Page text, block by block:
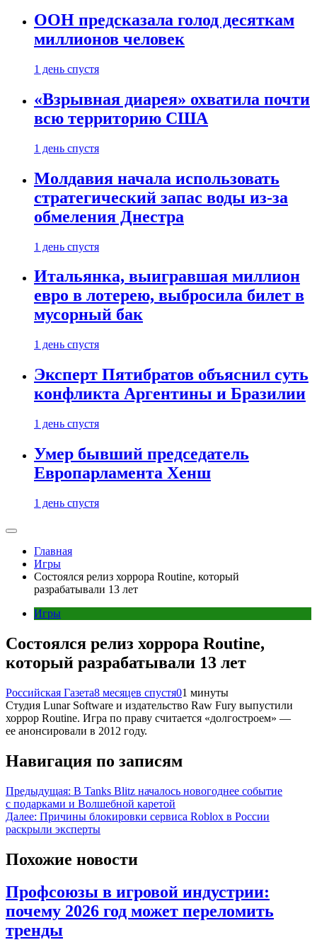
ООН предсказала голод десяткам
миллионов человек
1 день спустя
«Взрывная диарея» охватила почти
всю территорию США
1 день спустя
Молдавия начала использовать
стратегический запас воды из-за
обмеления Днестра
1 день спустя
Итальянка, выигравшая миллион
евро в лотерею, выбросила билет в
мусорный бак
1 день спустя
Эксперт Пятибратов объяснил суть
конфликта Аргентины и Бразилии
1 день спустя
Умер бывший председатель
Европарламента Хенш
1 день спустя
Главная
Игры
Состоялся релиз хоррора Routine, который
разрабатывали 13 лет
Игры
Состоялся релиз хоррора Routine,
который разрабатывали 13 лет
Российская Газета8 месяцев спустя01 минуты
Студия Lunar Software и издательство Raw Fury выпустили
хоррор Routine. Игра по праву считается «долгостроем» —
ее анонсировали в 2012 году.
Навигация по записям
Предыдущая: В Tanks Blitz началось новогоднее событие
с подарками и Волшебной каретой
Далее: Причины блокировки сервиса Roblox в России
раскрыли эксперты
Похожие новости
Профсоюзы в игровой индустрии:
почему 2026 год может переломить
тренды